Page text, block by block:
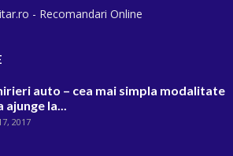
- Recomandari Online
auto – cea mai simpla modalitate
ajunge la...
2017